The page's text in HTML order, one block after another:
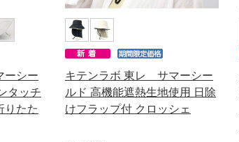
ーシー
タッチ
りたた
キテンラボ 東レ サマーシー
ルド 高機能遮熱生地使用 日除
けフラップ付 クロッシェ